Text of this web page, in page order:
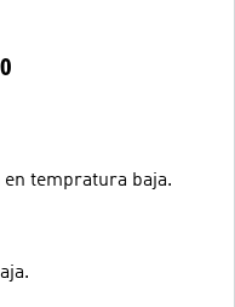
tempratura baja.